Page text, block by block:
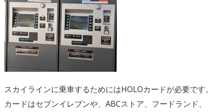
スカイラインに乗車するためにはHOLOカードが必要です。
カードはセブンイレブンや、ABCストア、フードランド、